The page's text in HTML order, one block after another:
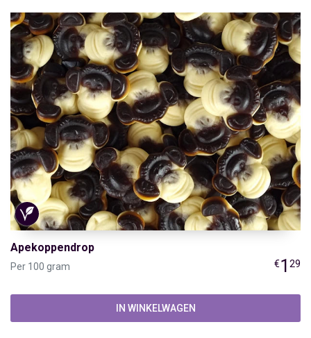
Apekoppendrop
Per 100 gram €1 29
IN WINKELWAGEN